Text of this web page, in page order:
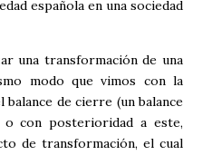
española en una sociedad
una transformación de una
modo que vimos con la
de cierre (un balance
o con posterioridad a este,
de transformación, el cual